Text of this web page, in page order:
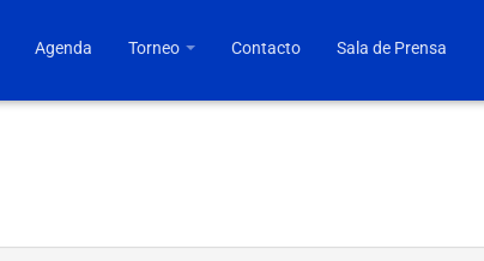
Agenda Torneo Contacto Sala de Prensa